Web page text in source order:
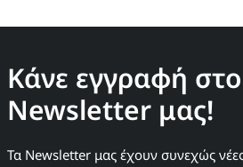
Κάνε εγγραφή στο
Newsletter μας!
Τα Newsletter μας έχουν συνεχώς